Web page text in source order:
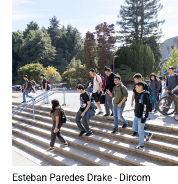
Esteban Paredes Drake - Dircom